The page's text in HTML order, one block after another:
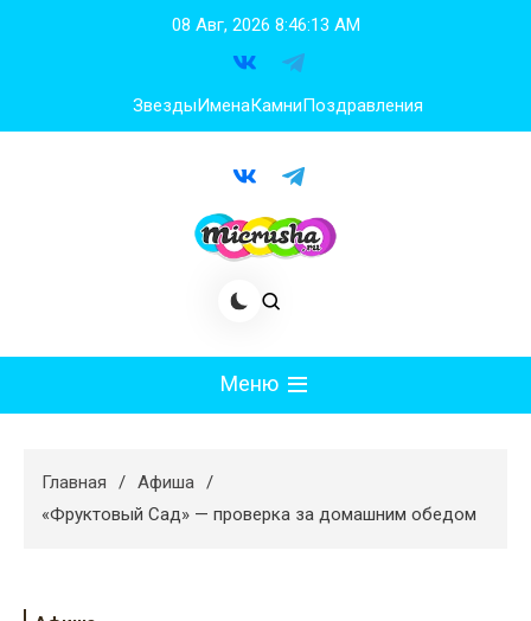
08 Авг, 2026 8:46:14 AM
ЗвездыИменаКамниПоздравления
Меню
Худеем
Главная
Афиша
«Фруктовый Сад» — проверка за домашним обедом